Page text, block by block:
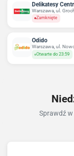
Delikatesy
Warszawa, ul.
Zamknięte
Odido
Warszawa, ul.
Otwarte do 23:59
Sprawdź